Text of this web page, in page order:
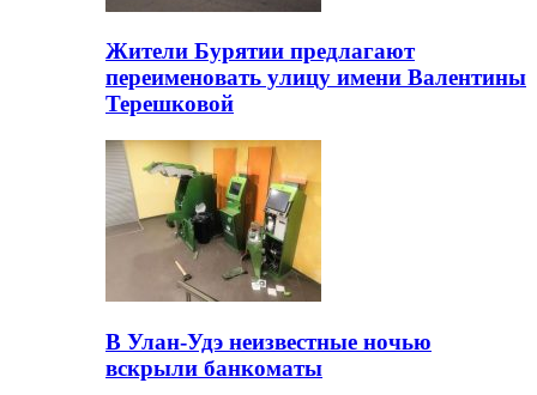
Жители Бурятии предлагают
переименовать улицу имени Валентины
Терешковой
В Улан-Удэ неизвестные ночью
вскрыли банкоматы